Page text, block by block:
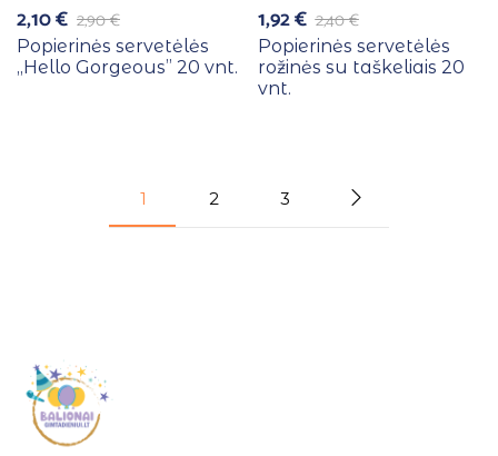
2,90€
2,10€
Popierinės servetėlės
,,Hello Gorgeous” 20 vnt.
2,40€
1,92€
Popierinės servetėlės
rožinės su taškeliais 20
vnt.
1 2 3